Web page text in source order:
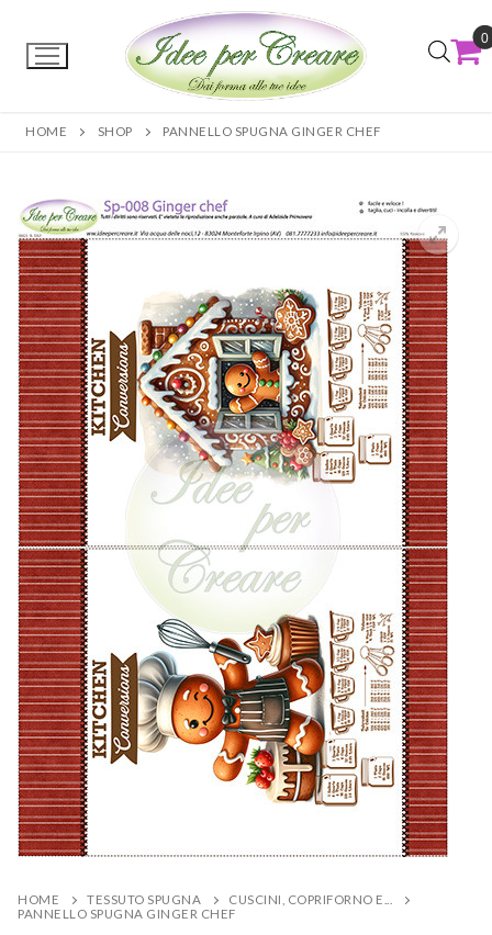
0
HOME SHOP PANNELLO SPUGNA GINGER CHEF
HOME TESSUTO SPUGNA
CUSCINI, COPRIFORNO E...
PANNELLO SPUGNA GINGER CHEF